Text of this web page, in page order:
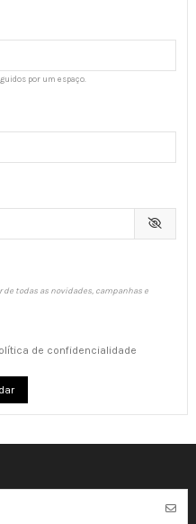
por um espaço.
de todas as novidades, campanhas e
de confidencialidade